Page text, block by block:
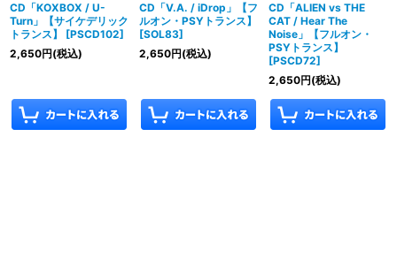
CD「KOXBOX / U-
Turn」【サイケデリック
トランス】
[PSCD102]
2,650円(税込)
CD「V.A. / iDrop」【フ
ルオン・PSYトランス】
[SOL83]
2,650円(税込)
CD「ALIEN vs THE
CAT / Hear The
Noise」【フルオン・
PSYトランス】
[PSCD72]
2,650円(税込)